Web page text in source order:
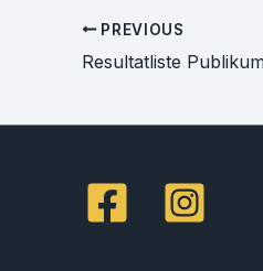
PREVIOUS
Resultatliste